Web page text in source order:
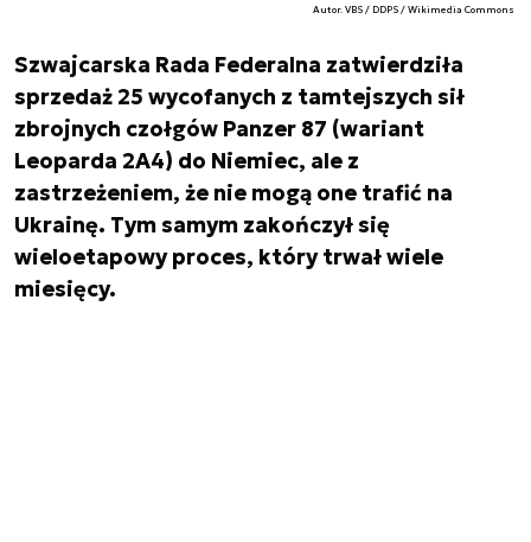
Autor. VBS / DDPS / Wikimedia Commons
Szwajcarska Rada Federalna zatwierdziła
sprzedaż 25 wycofanych z tamtejszych sił
zbrojnych czołgów Panzer 87 (wariant
Leoparda 2A4) do Niemiec, ale z
zastrzeżeniem, że nie mogą one trafić na
Ukrainę. Tym samym zakończył się
wieloetapowy proces, który trwał wiele
miesięcy.